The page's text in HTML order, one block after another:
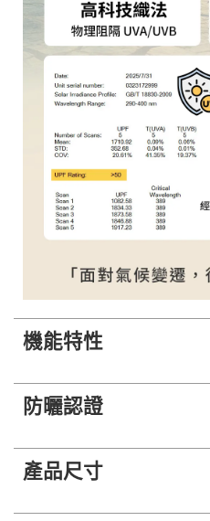
機能特性
防曬認證
產品尺寸